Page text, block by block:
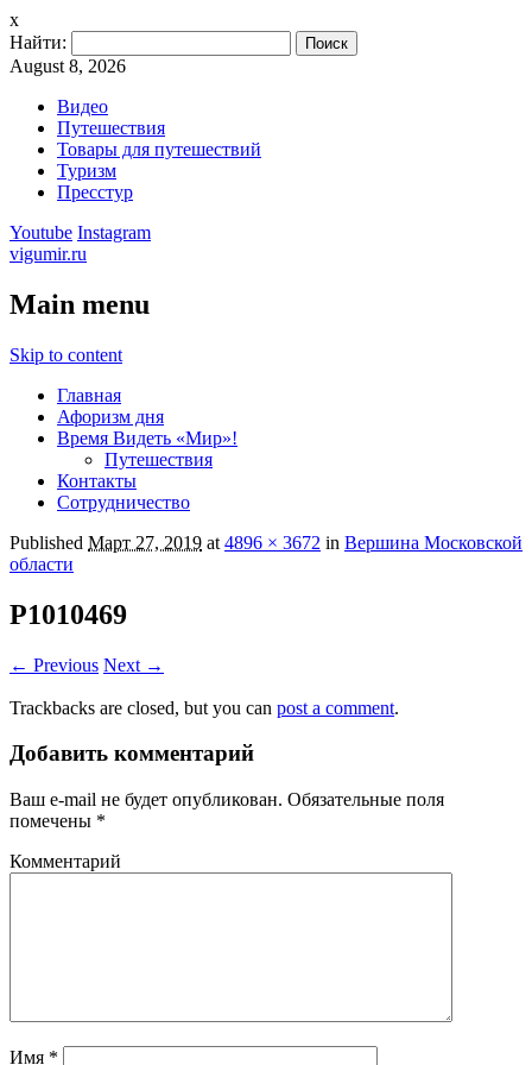
x
Найти:
August 8, 2026
Видео
Путешествия
Товары для путешествий
Туризм
Пресстур
Youtube Instagram
vigumir.ru
Main menu
Skip to content
Главная
Афоризм дня
Время Видеть «Мир»!
Путешествия
Контакты
Сотрудничество
Published Март 27, 2019 at 4896 × 3672 in Вершина Московской
области
P1010469
← Previous Next →
Trackbacks are closed, but you can post a comment.
Добавить комментарий
Ваш e-mail не будет опубликован. Обязательные поля
помечены *
Комментарий
Имя *